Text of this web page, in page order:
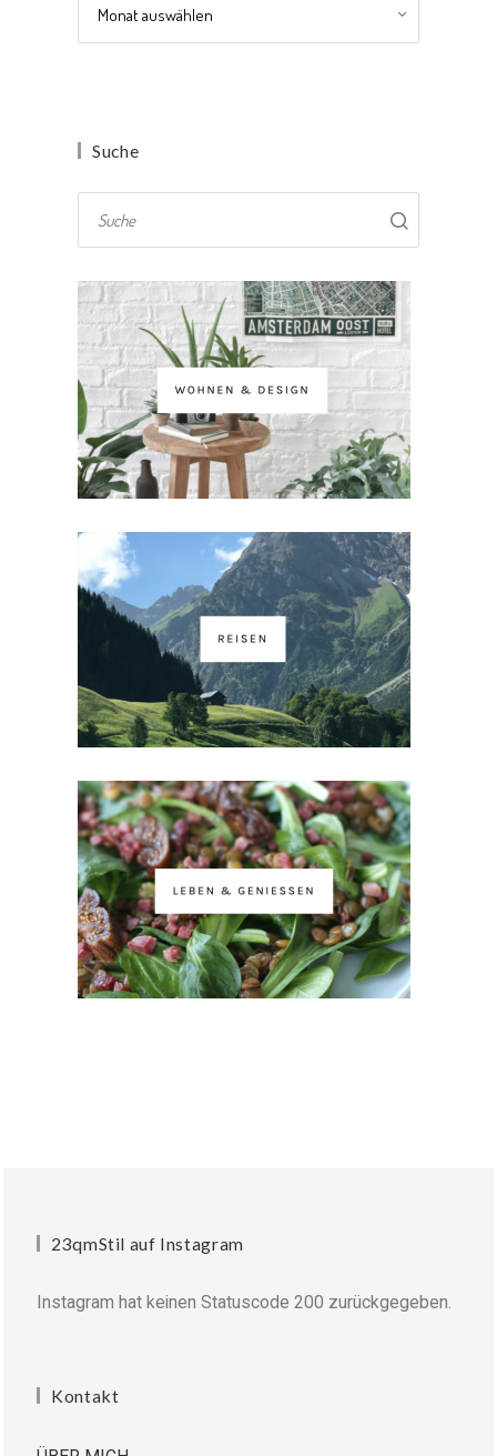
Suche
23qmStil auf Instagram
Instagram hat keinen Statuscode 200 zurückgegeben.
Kontakt